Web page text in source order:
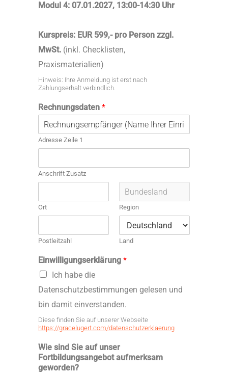
Modul 4: 07.01.2027, 13:00-14:30 Uhr
Kurspreis: EUR 599,- pro Person zzgl.
MwSt. (inkl. Checklisten,
Praxismaterialien)
Hinweis: Ihre Anmeldung ist erst nach
Zahlungserhalt verbindlich.
Rechnungsdaten *
Adresse Zeile 1
Anschrift Zusatz
Ort Region
Postleitzahl Land
Einwilligungserklärung *
Ich habe die
Datenschutzbestimmungen gelesen und
bin damit einverstanden.
Diese finden Sie auf unserer Webseite
https://gracelugert.com/datenschutzerklaerung
Wie sind Sie auf unser
Fortbildungsangebot aufmerksam
geworden?